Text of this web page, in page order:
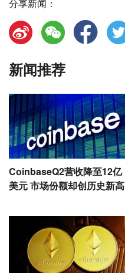
分享新闻：
新闻推荐
CoinbaseQ2营收降至12亿
美元 市场份额却创历史新高